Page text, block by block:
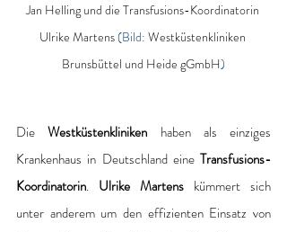
Jan Helling und die Transfusions-Koordinatorin
Ulrike Martens (Bild: Westküstenkliniken
Brunsbüttel und Heide gGmbH)
Die Westküstenkliniken haben als einziges
Krankenhaus in Deutschland eine Transfusions-
Koordinatorin. Ulrike Martens kümmert sich
unter anderem um den effizienten Einsatz von